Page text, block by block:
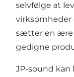
selvfølge at
virksomheder
sætter en ære
gedigne
JP-sound